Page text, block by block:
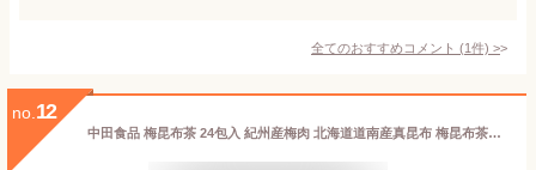
全てのおすすめコメント (1件) >
no. 12
中田食品 梅昆布茶 24包入 紀州産梅肉 北海道道南産真昆布 梅昆布茶スティック 抹茶 料理 家庭用 和え物 炒め物 調味料 スティック お湯を注ぐだけ 粉末 グルメ お取り寄せ 飲み物 おすすめ 人気 家庭用 リラックス リフレッシュ 気分転換 プチギフト 手土産